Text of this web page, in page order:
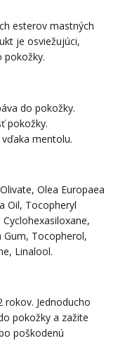
esterov mastných
je osviežujúci,
pokožky.
do pokožky.
pokožky.
mentolu.
Olea Europaea
Oil, Tocopheryl
Gum, Tocopherol,
Linalool.
rokov. Jednoducho
pokožky a zažite
poškodenú